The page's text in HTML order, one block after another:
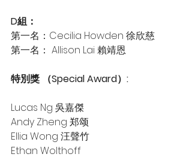
D組：
第一名：Cecilia Howden 徐欣慈
第一名： Allison Lai 賴靖恩
特別獎 （Special Award）:
Lucas Ng 吳嘉傑
Andy Zheng 郑颂
Ellia Wong 汪聲竹
Ethan Wolthoff